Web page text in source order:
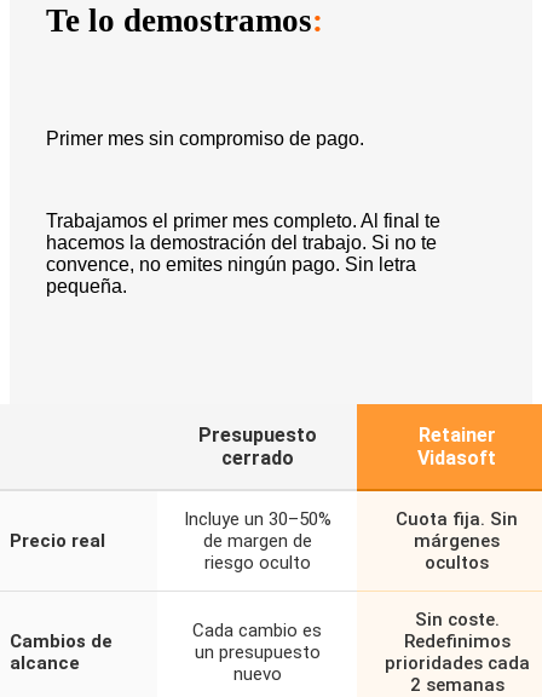
Te lo demostramos:
Primer mes sin compromiso de pago.
Trabajamos el primer mes completo. Al final te
hacemos la demostración del trabajo. Si no te
convence, no emites ningún pago. Sin letra
pequeña.
Presupuesto
cerrado
Retainer
Vidasoft
Precio real
Incluye un 30–50%
de margen de
riesgo oculto
Cuota fija. Sin
márgenes
ocultos
Cambios de
alcance
Cada cambio es
un presupuesto
nuevo
Sin coste.
Redefinimos
prioridades cada
2 semanas